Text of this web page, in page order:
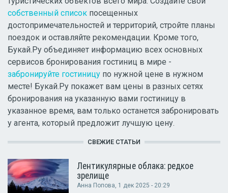
собственный список посещенных
достопримечательностей и территорий, стройте планы
поездок и оставляйте рекомендации. Кроме того,
Букай.Ру объединяет информацию всех основных
сервисов бронирования гостиниц в мире -
забронируйте гостиницу по нужной цене в нужном
месте! Букай.Ру покажет вам цены в разных сетях
бронирования на указанную вами гостиницу в
указанное время, вам только останется забронировать
у агента, который предложит лучшую цену.
СВЕЖИЕ СТАТЬИ
Лентикулярные облака: редкое
зрелище
Анна Попова, 1 дек 2025 - 20:29